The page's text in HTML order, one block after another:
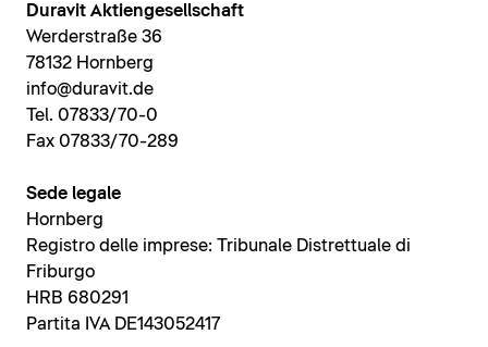
Duravit Aktiengesellschaft
Werderstraße 36
78132 Hornberg
info@duravit.de
Tel. 07833/70-0
Fax 07833/70-289
Sede legale
Hornberg
Registro delle imprese: Tribunale Distrettuale di
Friburgo
HRB 680291
Partita IVA DE143052417